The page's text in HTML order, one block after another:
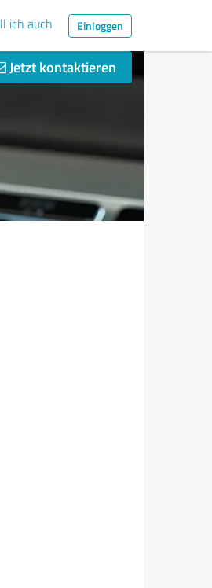
ich auch Einloggen
Jetzt kontaktieren